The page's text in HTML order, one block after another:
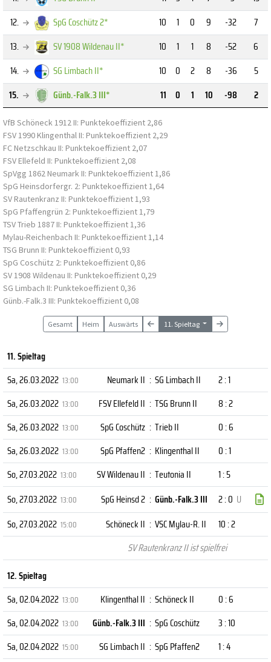
12.
SpG Coschütz 2* 10 1 0 9 -32
7
13.
SV 1908 Wildenau II* 10 1 1 8 -52
6
14.
SG Limbach II* 10 0 2 8 -36
5
15.
Günb.-Falk.3 III* 11 0 1 10 -98 2
VfB Schöneck 1912 II: Punktekoeffizient 2,86
FSV 1990 Klingenthal II: Punktekoeffizient 2,29
FC Netzschkau II: Punktekoeffizient 2,07
FSV Ellefeld II: Punktekoeffizient 2,08
SpVgg 1862 Neumark II: Punktekoeffizient 1,86
SpG Heinsdorfergr. 2: Punktekoeffizient 1,64
SV Rautenkranz II: Punktekoeffizient 1,93
SpG Pfaffengrün 2: Punktekoeffizient 1,79
TSV Trieb 1887 II: Punktekoeffizient 1,36
Mylau-Reichenbach II: Punktekoeffizient 1,14
TSG Brunn II: Punktekoeffizient 0,93
SpG Coschütz 2: Punktekoeffizient 0,86
SV 1908 Wildenau II: Punktekoeffizient 0,29
SG Limbach II: Punktekoeffizient 0,36
Günb.-Falk.3 III: Punktekoeffizient 0,08
Gesamt Heim Auswärts 11. Spieltag
11. Spieltag
Sa, 26.03.2022 13:00 Neumark II : SG Limbach II
2 : 1
Sa, 26.03.2022 13:00 FSV Ellefeld II : TSG Brunn II
8 : 2
Sa, 26.03.2022 13:00 SpG Coschütz : Trieb II
0 : 6
Sa, 26.03.2022 13:00 SpG Pfaffen2 : Klingenthal II
0 : 1
So, 27.03.2022 13:00 SV Wildenau II : Teutonia II
1 : 5
So, 27.03.2022 13:00 SpG Heinsd 2 : Günb.-Falk.3 III 2 : 0 U
So, 27.03.2022 15:00 Schöneck II : VSC Mylau-R. II
10 : 2
SV Rautenkranz II ist spielfrei
12. Spieltag
Sa, 02.04.2022 13:00 Klingenthal II : Schöneck II
0 : 6
Sa, 02.04.2022 13:00 Günb.-Falk.3 III : SpG Coschütz
3 : 10
Sa, 02.04.2022 15:00 SG Limbach II : SpG Pfaffen2
1 : 4